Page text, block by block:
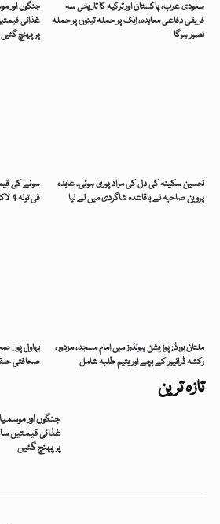
تازہ ترین
جنگوں اور
غذائی قیمتیں
پر پہنچ گئیں
جنگوں اور
غذائی
پر پہنچ گئیں
سعودی عرب، پاکستان اور ترکیہ کا تاریخی سہ
فریقی دفاعی معاہدہ، ایک پر حملہ تینوں پر حملہ
تصور ہوگا
سونے کی
فی تولہ 4 لاکھ 54 ہزار 336 روپے کا ہوگیا
تحسین سکینہ کی دل کی مراد پوری ہوئی، عابدہ
پروین صاحبہ نے باقاعدہ شاگردی میں لے لیا
بہاول پور:
صحافتی
ملتان بورڈ: پوزیشن ہولڈرز میں امام مسجد، مزدور،
رکشہ ڈرائیور کے بچے اور یتیم طلبہ شامل